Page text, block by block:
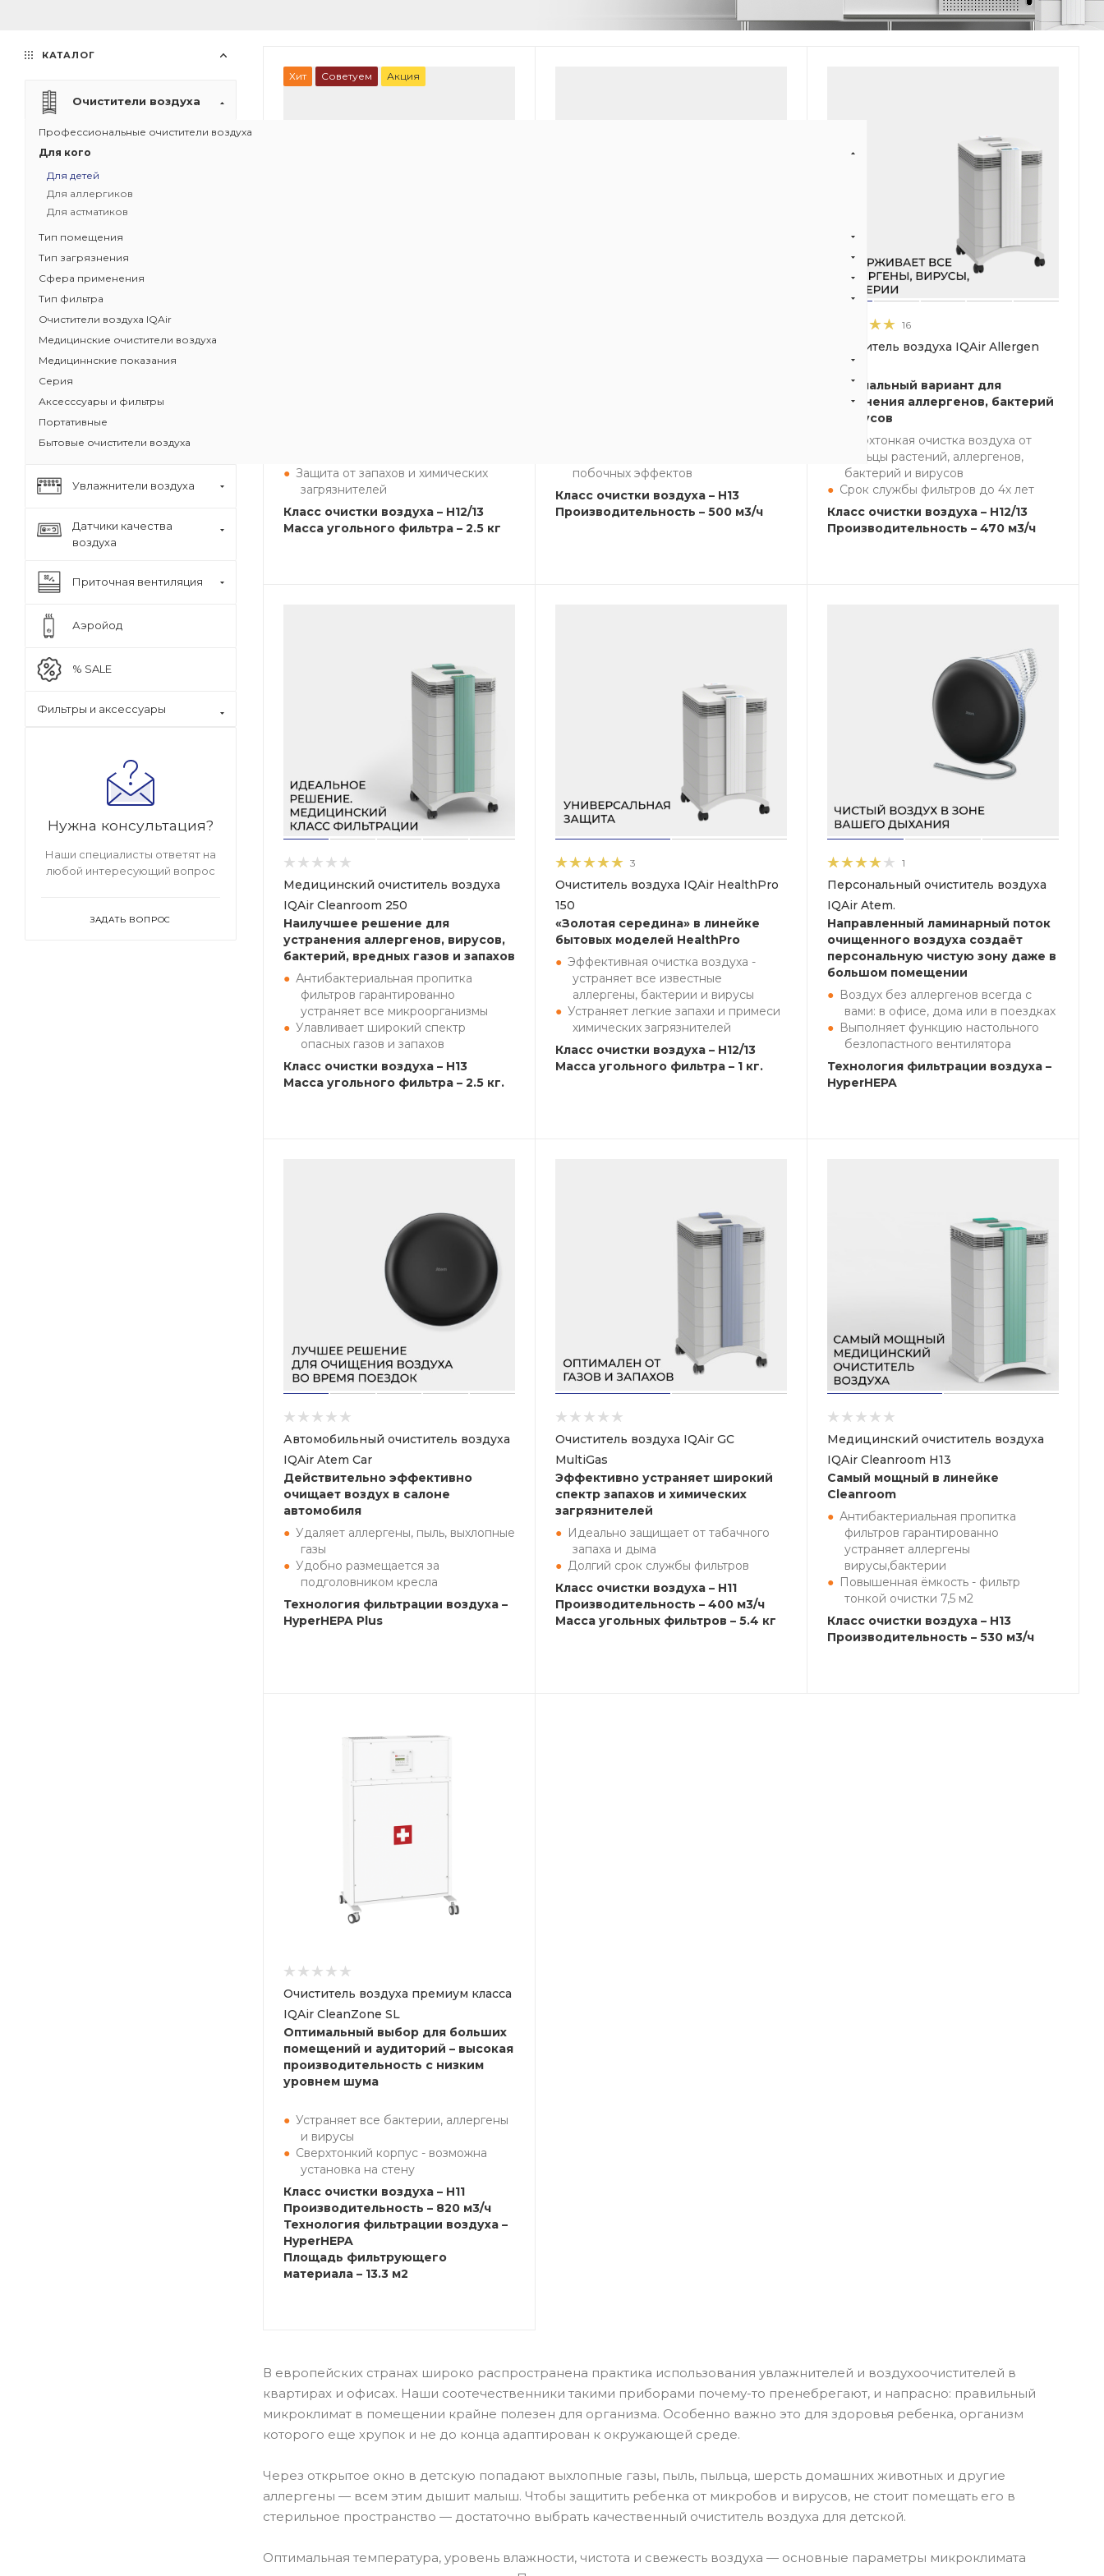
Хит Советуем Акция
Защита от запахов и химических
загрязнителей
Класс очистки воздуха – H12/13
Масса угольного фильтра – 2.5 кг
побочных эффектов
Класс очистки воздуха – H13
Производительность – 500 м3/ч
16
Очиститель воздуха IQAir Allergen
Оптимальный вариант для
устранения аллергенов, бактерий
и вирусов
Сверхтонкая очистка воздуха от
пыльцы растений, аллергенов,
бактерий и вирусов
Срок службы фильтров до 4х лет
Класс очистки воздуха – H12/13
Производительность – 470 м3/ч
Медицинский очиститель воздуха
IQAir Cleanroom 250
Наилучшее решение для
устранения аллергенов, вирусов,
бактерий, вредных газов и запахов
Антибактериальная пропитка
фильтров гарантированно
устраняет все микроорганизмы
Улавливает широкий спектр
опасных газов и запахов
Класс очистки воздуха – H13
Масса угольного фильтра – 2.5 кг.
3
Очиститель воздуха IQAir HealthPro
150
«Золотая середина» в линейке
бытовых моделей HealthPro
Эффективная очистка воздуха -
устраняет все известные
аллергены, бактерии и вирусы
Устраняет легкие запахи и примеси
химических загрязнителей
Класс очистки воздуха – H12/13
Масса угольного фильтра – 1 кг.
1
Персональный очиститель воздуха
IQAir Atem.
Направленный ламинарный поток
очищенного воздуха создаёт
персональную чистую зону даже в
большом помещении
Воздух без аллергенов всегда с
вами: в офисе, дома или в поездках
Выполняет функцию настольного
безлопастного вентилятора
Технология фильтрации воздуха –
HyperHEPA
Автомобильный очиститель воздуха
IQAir Atem Car
Действительно эффективно
очищает воздух в салоне
автомобиля
Удаляет аллергены, пыль, выхлопные
газы
Удобно размещается за
подголовником кресла
Технология фильтрации воздуха –
HyperHEPA Plus
Очиститель воздуха IQAir GC
MultiGas
Эффективно устраняет широкий
спектр запахов и химических
загрязнителей
Идеально защищает от табачного
запаха и дыма
Долгий срок службы фильтров
Класс очистки воздуха – H11
Производительность – 400 м3/ч
Масса угольных фильтров – 5.4 кг
Медицинский очиститель воздуха
IQAir Cleanroom H13
Самый мощный в линейке
Cleanroom
Антибактериальная пропитка
фильтров гарантированно
устраняет аллергены
вирусы,бактерии
Повышенная ёмкость - фильтр
тонкой очистки 7,5 м2
Класс очистки воздуха – H13
Производительность – 530 м3/ч
Очиститель воздуха премиум класса
IQAir CleanZone SL
Оптимальный выбор для больших
помещений и аудиторий – высокая
производительность с низким
уровнем шума
Устраняет все бактерии, аллергены
и вирусы
Сверхтонкий корпус - возможна
установка на стену
Класс очистки воздуха – H11
Производительность – 820 м3/ч
Технология фильтрации воздуха –
HyperHEPA
Площадь фильтрующего
материала – 13.3 м2
В европейских странах широко распространена практика использования увлажнителей и воздухоочистителей в
квартирах и офисах. Наши соотечественники такими приборами почему-то пренебрегают, и напрасно: правильный
микроклимат в помещении крайне полезен для организма. Особенно важно это для здоровья ребенка, организм
которого еще хрупок и не до конца адаптирован к окружающей среде.
Через открытое окно в детскую попадают выхлопные газы, пыль, пыльца, шерсть домашних животных и другие
аллергены — всем этим дышит малыш. Чтобы защитить ребенка от микробов и вирусов, не стоит помещать его в
стерильное пространство — достаточно выбрать качественный очиститель воздуха для детской.
Оптимальная температура, уровень влажности, чистота и свежесть воздуха — основные параметры микроклимата
КАТАЛОГ
Очистители воздуха
Профессиональные очистители воздуха
Для кого
Для детей
Для аллергиков
Для астматиков
Тип помещения
Тип загрязнения
Сфера применения
Тип фильтра
Очистители воздуха IQAir
Медицинские очистители воздуха
Медициннские показания
Серия
Аксесссуары и фильтры
Портативные
Бытовые очистители воздуха
Увлажнители воздуха
Датчики качества
воздуха
Приточная вентиляция
Аэройод
% SALE
Фильтры и аксессуары
Нужна консультация?
Наши специалисты ответят на
любой интересующий вопрос
ЗАДАТЬ ВОПРОС